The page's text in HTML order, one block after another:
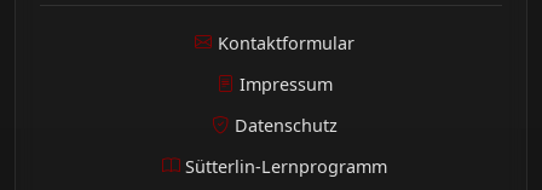
Kontaktformular
Impressum
Datenschutz
Sütterlin-Lernprogramm